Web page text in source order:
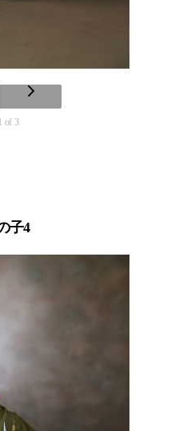
of 3
子4